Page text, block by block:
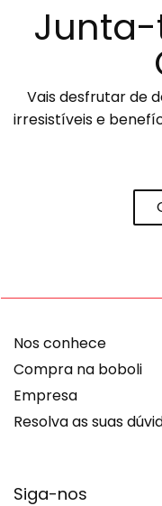
Junta-
Vais desfrutar de
irresistíveis e
Siga-nos
Nos conhece
Compra na boboli
Empresa
Resolva as suas